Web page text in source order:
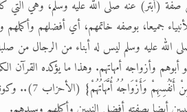
(أبتر) عنه صلى الله عليه وسلم، وهي التي
جميعا، بوصفه خاتمهم، أي أفضلهم
الله عليه وسلم ليس له أبناء من الرجال من
أبوهم وأزواجه أمهاتهم. وهذا ما يؤكده القرآن
بِالْمُؤْمِنِينَ